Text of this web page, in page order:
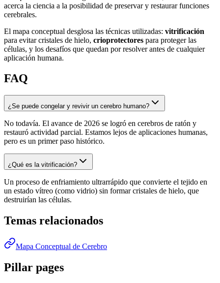
acerca la ciencia a la posibilidad de preservar y restaurar funciones
cerebrales.
El mapa conceptual desglosa las técnicas utilizadas: vitrificación
para evitar cristales de hielo, crioprotectores para proteger las
células, y los desafíos que quedan por resolver antes de cualquier
aplicación humana.
FAQ
¿Se puede congelar y revivir un cerebro humano?
No todavía. El avance de 2026 se logró en cerebros de ratón y
restauró actividad parcial. Estamos lejos de aplicaciones humanas,
pero es un primer paso histórico.
¿Qué es la vitrificación?
Un proceso de enfriamiento ultrarrápido que convierte el tejido en
un estado vítreo (como vidrio) sin formar cristales de hielo, que
destruirían las células.
Temas relacionados
Mapa Conceptual de Cerebro
Pillar pages